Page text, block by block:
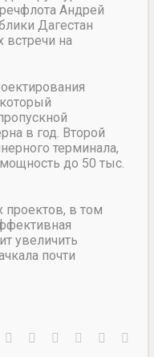
Андрей
Дагестан
на
в год. Второй
терминала,
до 50 тыс.
проектов, в том
увеличить
почти